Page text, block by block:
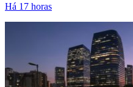
Há 17 horas